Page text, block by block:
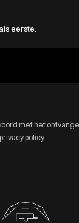
eerste.
met het
privacy policy